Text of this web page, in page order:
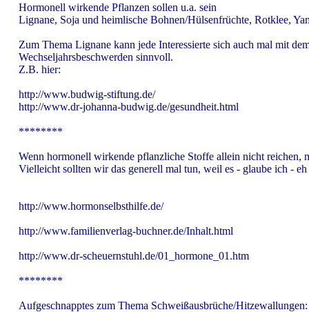
Hormonell wirkende Pflanzen sollen u.a. sein
Lignane, Soja und heimlische Bohnen/Hülsenfrüchte, Rotklee,
Zum Thema Lignane kann jede Interessierte sich auch mal mit
Wechseljahrsbeschwerden sinnvoll.
Z.B. hier:
http://www.budwig-stiftung.de/
http://www.dr-johanna-budwig.de/gesundheit.html
********
Wenn hormonell wirkende pflanzliche Stoffe allein nicht reichen,
Vielleicht sollten wir das generell mal tun, weil es - glaube ich -
http://www.hormonselbsthilfe.de/
http://www.familienverlag-buchner.de/Inhalt.html
http://www.dr-scheuernstuhl.de/01_hormone_01.htm
********
Aufgeschnapptes zum Thema Schweißausbrüche/Hitzewallungen: